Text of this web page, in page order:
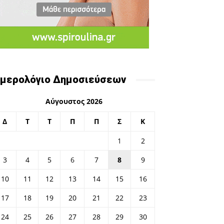
Δημοσιεύσεων
Αύγουστος 2026
Δ Τ Τ Π Π Σ Κ
1
2
3
4 5 6 7 8
9
10
11 12 13 14 15
16
17
18 19 20 21 22
23
24
25 26 27 28 29 30